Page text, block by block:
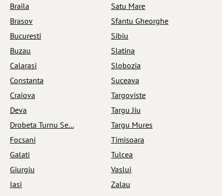
Braila
Brasov
Bucuresti
Buzau
Calarasi
Constanta
Craiova
Deva
Drobeta Turnu Se...
Focsani
Galati
Giurgiu
Iasi
Satu Mare
Sfantu Gheorghe
Sibiu
Slatina
Slobozia
Suceava
Targoviste
Targu Jiu
Targu Mures
Timisoara
Tulcea
Vaslui
Zalau